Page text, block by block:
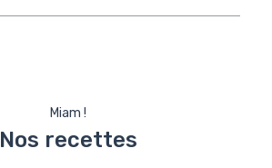
Miam !
Nos recettes